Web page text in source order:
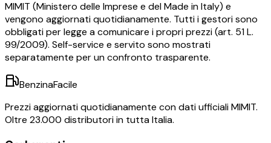
MIMIT (Ministero delle Imprese e del Made in Italy) e
vengono aggiornati quotidianamente. Tutti i gestori sono
obbligati per legge a comunicare i propri prezzi (art. 51 L.
99/2009). Self-service e servito sono mostrati
separatamente per un confronto trasparente.
BenzinaFacile
Prezzi aggiornati quotidianamente con dati ufficiali MIMIT.
Oltre 23.000 distributori in tutta Italia.